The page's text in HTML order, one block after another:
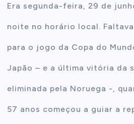
Era segunda-feira, 29 de
noite no horário local.
para o jogo da Copa do
Japão – e a última vitória da
eliminada pela Noruega -,
57 anos começou a guiar a